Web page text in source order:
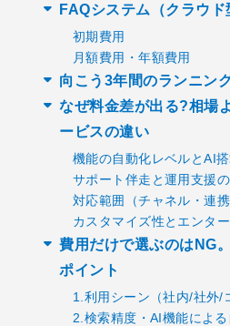
FAQシステム（クラウ
初期費用
月額費用・年額費用
向こう3年間のランニン
なぜ料金差が出る?相場
ービスの違い
機能の自動化レベルとAI
サポート伴走と運用支援
対応範囲（チャネル・連
カスタマイズ性とエンタ
費用だけで選ぶのはNG
ポイント
1.利用シーン（社内/社外/
2.検索精度・AI機能によ